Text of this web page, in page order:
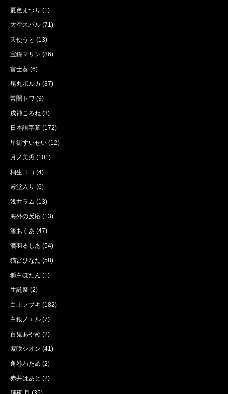
夏色まつり (1)
大空スバル (71)
天使うと (13)
宝鐘マリン (86)
富士葵 (6)
尾丸ポルカ (37)
常闇トワ (9)
戌神ころね (3)
日本語字幕 (172)
星街すいせい (12)
月ノ美兎 (101)
桐生ココ (4)
殿堂入り (6)
浅井ラム (13)
海外の反応 (13)
湊あくあ (47)
潤羽るしあ (54)
猫宮ひなた (58)
獅白ぼたん (1)
生誕祭 (2)
白上フブキ (182)
白銀ノエル (7)
百鬼あやめ (2)
紫咲シオン (41)
角巻わため (2)
赤井はあと (2)